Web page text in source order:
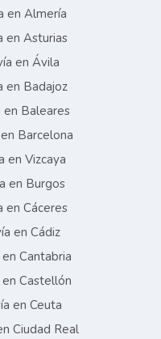
en Almería
en Asturias
en Ávila
en Badajoz
en Baleares
Barcelona
en Vizcaya
en Burgos
en Cáceres
en Cádiz
Cantabria
Castellón
en Ceuta
Ciudad Real